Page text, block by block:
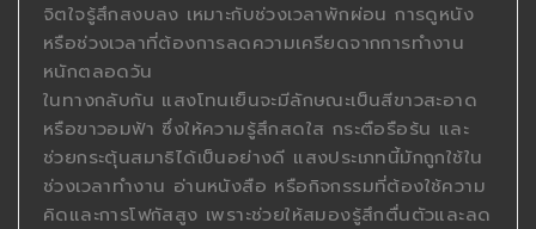
จิตใจรู้สึกสงบลง เหมาะกับช่วงเวลาพักผ่อน การดูหนัง
หรือช่วงเวลาที่ต้องการลดความเครียดจากการทำงาน
หนักตลอดวัน
ในทางกลับกัน แสงโทนเย็นจะมีลักษณะเป็นสีขาวสะอาด
หรือขาวอมฟ้า ซึ่งให้ความรู้สึกสดใส กระตือรือร้น และ
ช่วยกระตุ้นสมาธิได้เป็นอย่างดี แสงประเภทนี้มักถูกใช้ใน
ช่วงเวลาทำงาน อ่านหนังสือ หรือกิจกรรมที่ต้องใช้ความ
คิดและการโฟกัสสูง เพราะช่วยให้สมองรู้สึกตื่นตัวและลด